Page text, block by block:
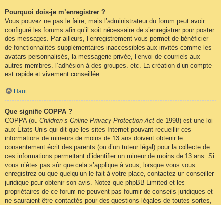
Pourquoi dois-je m’enregistrer ?
Vous pouvez ne pas le faire, mais l’administrateur du forum peut avoir
configuré les forums afin qu’il soit nécessaire de s’enregistrer pour poster
des messages. Par ailleurs, l’enregistrement vous permet de bénéficier
de fonctionnalités supplémentaires inaccessibles aux invités comme les
avatars personnalisés, la messagerie privée, l’envoi de courriels aux
autres membres, l’adhésion à des groupes, etc. La création d’un compte
est rapide et vivement conseillée.
Haut
Que signifie COPPA ?
COPPA (ou Children’s Online Privacy Protection Act de 1998) est une loi
aux États-Unis qui dit que les sites Internet pouvant recueillir des
informations de mineurs de moins de 13 ans doivent obtenir le
consentement écrit des parents (ou d’un tuteur légal) pour la collecte de
ces informations permettant d’identifier un mineur de moins de 13 ans. Si
vous n’êtes pas sûr que cela s’applique à vous, lorsque vous vous
enregistrez ou que quelqu’un le fait à votre place, contactez un conseiller
juridique pour obtenir son avis. Notez que phpBB Limited et les
propriétaires de ce forum ne peuvent pas fournir de conseils juridiques et
ne sauraient être contactés pour des questions légales de toutes sortes,